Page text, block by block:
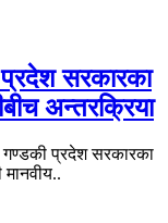
सरकारका
अन्तरक्रिया
गण्डकी प्रदेश सरकारका
मानवीय..